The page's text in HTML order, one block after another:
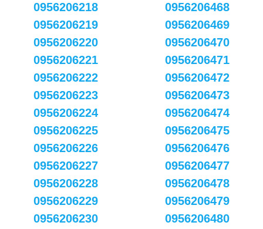
0956206218
0956206219
0956206220
0956206221
0956206222
0956206223
0956206224
0956206225
0956206226
0956206227
0956206228
0956206229
0956206230
0956206468
0956206469
0956206470
0956206471
0956206472
0956206473
0956206474
0956206475
0956206476
0956206477
0956206478
0956206479
0956206480